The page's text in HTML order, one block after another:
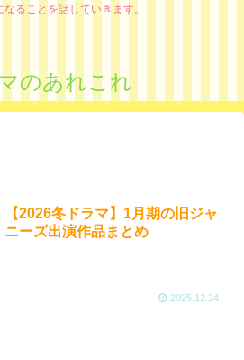
なることを話していきます。
のあれこれ
【2026冬ドラマ】1月期の旧ジャ
ニーズ出演作品まとめ
2025.12.24